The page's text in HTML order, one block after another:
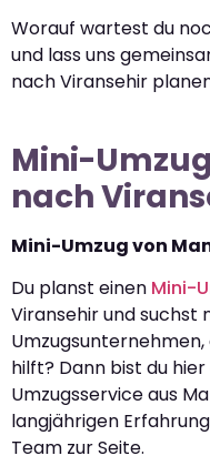
Worauf wartest du
und lass uns
nach Viransehir
Mini-
nach
Mini-Umzug von
Du planst einen Mini-
Viransehir und suchst
hilft? Dann bist du
Umzugsservice aus
langjährigen
Team zur Seite.